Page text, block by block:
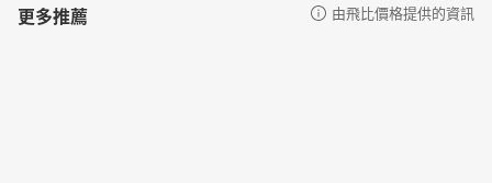
更多推薦 由飛比價格提供的資訊